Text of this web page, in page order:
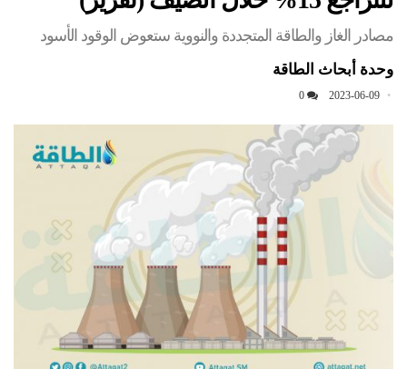
مصادر الغاز والطاقة المتجددة والنووية ستعوض الوقود الأسود
وحدة أبحاث الطاقة
2023-06-09
0